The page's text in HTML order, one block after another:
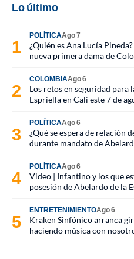
Lo último
POLÍTICAAgo 7
¿Quién es Ana Lucía
nueva primera dama de
COLOMBIAAgo 6
Los retos en seguridad para
Espriella en Cali este 7 de
POLÍTICAAgo 6
¿Qué se espera de relación
durante mandato de
POLÍTICAAgo 6
Video | Infantino y los que
posesión de Abelardo de la
ENTRETENIMIENTOAgo 6
Kraken Sinfónico arranca
haciendo música con